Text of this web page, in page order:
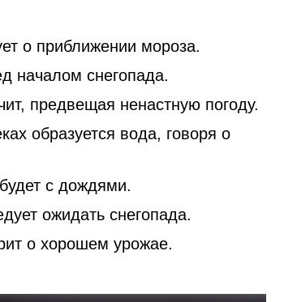
о приближении мороза.
началом снегопада.
предвещая ненастную погоду.
образуется вода, говоря о
с дождями.
ожидать снегопада.
о хорошем урожае.